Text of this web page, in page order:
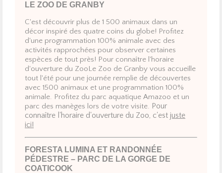
LE ZOO DE GRANBY
C'est découvrir plus de 1 500 animaux dans un
décor inspiré des quatre coins du globe! Profitez
d'une programmation 100% animale avec des
activités rapprochées pour observer certaines
espèces de tout près! Pour connaître l'horaire
d'ouverture du ZooLe Zoo de Granby vous accueille
tout l'été pour une journée remplie de découvertes
avec 1500 animaux et une programmation 100%
animale. Profitez du parc aquatique Amazoo et un
parc des manèges lors de votre visite. Pour
connaître l'horaire d'ouverture du Zoo, c'est juste
ici!
FORESTA LUMINA ET RANDONNÉE
PÉDESTRE – PARC DE LA GORGE DE
COATICOOK